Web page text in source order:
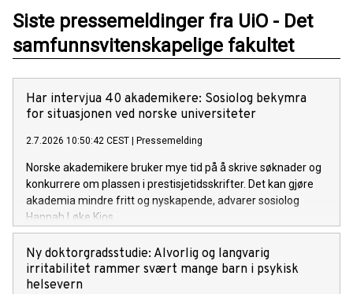
Siste pressemeldinger fra UiO - Det
samfunnsvitenskapelige fakultet
Har intervjua 40 akademikere: Sosiolog bekymra
for situasjonen ved norske universiteter
2.7.2026 10:50:42 CEST Pressemelding
Norske akademikere bruker mye tid på å skrive søknader og
konkurrere om plassen i prestisjetidsskrifter. Det kan gjøre
akademia mindre fritt og nyskapende, advarer sosiolog
Hannah Løke Kjos.
Ny doktorgradsstudie: Alvorlig og langvarig
irritabilitet rammer svært mange barn i psykisk
helsevern